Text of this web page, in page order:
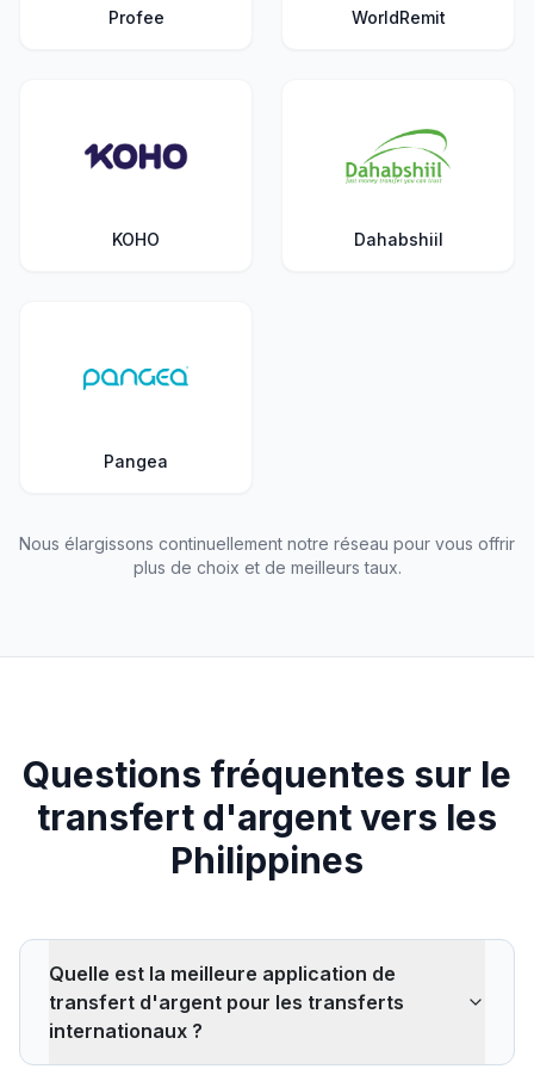
Profee WorldRemit
KOHO Dahabshiil
Pangea
Nous élargissons continuellement notre réseau pour vous offrir
plus de choix et de meilleurs taux.
Questions fréquentes sur le
transfert d'argent vers les
Philippines
Quelle est la meilleure application de
transfert d'argent pour les transferts
internationaux ?